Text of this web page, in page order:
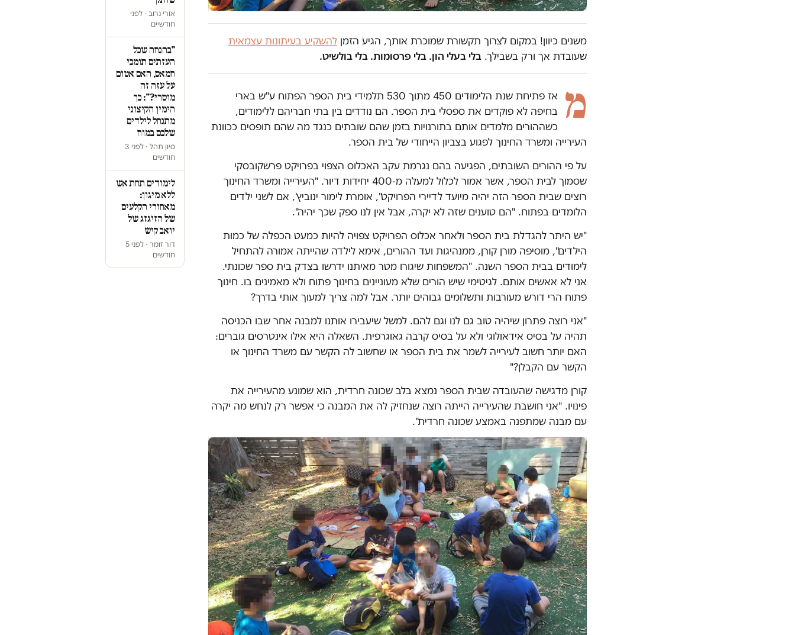
משנים כיוון! במקום לצרוך תקשורת שמוכרת אותך, הגיע הזמן להשקיע בעיתונות עצמאית
שעובדת אך ורק בשבילך. בלי בעלי הון. בלי פרסומות. בלי בולשיט.
מ
אז פתיחת שנת הלימודים 450 מתוך 530 תלמידי בית הספר הפתוח ע"ש בארי
בחיפה לא פוקדים את ספסלי בית הספר. הם נודדים בין בתי חבריהם ללימודים,
כשההורים מלמדים אותם בתורנויות בזמן שהם שובתים כנגד מה שהם תופסים ככוונת
העירייה ומשרד החינוך לפגוע בצביון הייחודי של בית הספר.
על פי ההורים השובתים, הפגיעה בהם נגרמת עקב האכלוס הצפוי בפרויקט פרשקובסקי
שסמוך לבית הספר, אשר אמור לכלול למעלה מ-400 יחידות דיור. "העירייה ומשרד החינוך
רוצים שבית הספר הזה יהיה מיועד לדיירי הפרויקט", אומרת לימור ינוביץ', אם לשני ילדים
הלומדים בפתוח. "הם טוענים שזה לא יקרה, אבל אין לנו ספק שכך יהיה".
"יש היתר להגדלת בית הספר ולאחר אכלוס הפרויקט צפויה להיות כמעט הכפלה של כמות
הילדים", מוסיפה מורן קורן, ממנהיגות ועד ההורים, אימא לילדה שהייתה אמורה להתחיל
לימודים בבית הספר השנה. "המשפחות שיגורו מטר מאיתנו ידרשו בצדק בית ספר שכונתי.
אני לא אאשים אותם. לגיטימי שיש הורים שלא מעוניינים בחינוך פתוח ולא מאמינים בו. חינוך
פתוח הרי דורש מעורבות ותשלומים גבוהים יותר. אבל למה צריך למעוך אותי בדרך?
"אני רוצה פתרון שיהיה טוב גם לנו וגם להם. למשל שיעבירו אותנו למבנה אחר שבו הכניסה
תהיה על בסיס אידאולוגי ולא על בסיס קרבה גאוגרפית. השאלה היא אילו אינטרסים גוברים:
האם יותר חשוב לעירייה לשמר את בית הספר או שחשוב לה הקשר עם משרד החינוך או
הקשר עם הקבלן?"
קורן מדגישה שהעובדה שבית הספר נמצא בלב שכונה חרדית, הוא שמונע מהעירייה את
פינויו. "אני חושבת שהעירייה הייתה רוצה שנחזיק לה את המבנה כי אפשר רק לנחש מה יקרה
עם מבנה שמתפנה באמצע שכונה חרדית".
אורי נרוב · לפני
חודשיים
"בהנחה שכל
העזתים תומכי
חמאס, האם אטום
על עזה זה
מוסרי?": כך
הימין הקיצוני
מתנחל לילדים
שלכם במוח
סיון תהל · לפני 3
חודשים
לימודים תחת אש
ללא מיגון:
מאחורי הקלעים
של הזיגזג של
יואב קיש
דור זומר · לפני 5
חודשים